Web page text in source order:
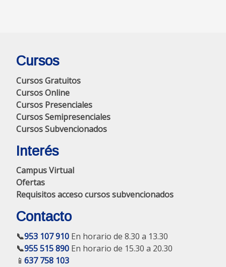
Cursos
Cursos Gratuitos
Cursos Online
Cursos Presenciales
Cursos Semipresenciales
Cursos Subvencionados
Interés
Campus Virtual
Ofertas
Requisitos acceso cursos subvencionados
Contacto
📞953 107 910 En horario de 8.30 a 13.30
📞955 515 890 En horario de 15.30 a 20.30
📱 637 758 103